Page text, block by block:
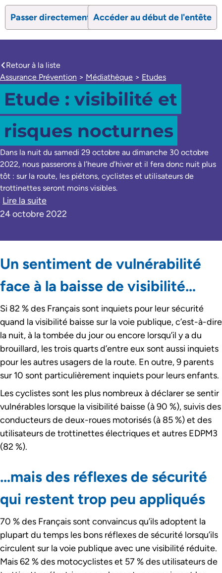
Passer directement au contenu
search
Accéder au début de l'entête
caret-left
Retour à la liste
Assurance Prévention > Médiathèque > Etudes
Etude : visibilité et
risques nocturnes
Dans la nuit du samedi 29 octobre au dimanche 30 octobre
2022, nous passerons à l’heure d’hiver et il fera donc nuit plus
tôt : sur la route, les piétons, cyclistes et utilisateurs de
trottinettes seront moins visibles.
Lire la suite
24 octobre 2022
Un sentiment de vulnérabilité
face à la baisse de visibilité…
Si 82 % des Français sont inquiets pour leur sécurité
quand la visibilité baisse sur la voie publique, c’est-à-dire
la nuit, à la tombée du jour ou encore lorsqu’il y a du
brouillard, les trois quarts d’entre eux sont aussi inquiets
pour les autres usagers de la route. En outre, 9 parents
sur 10 sont particulièrement inquiets pour leurs enfants.
Les cyclistes sont les plus nombreux à déclarer se sentir
vulnérables lorsque la visibilité baisse (à 90 %), suivis des
conducteurs de deux-roues motorisés (à 85 %) et des
utilisateurs de trottinettes électriques et autres EDPM3
(82 %).
…mais des réflexes de sécurité
qui restent trop peu appliqués
70 % des Français sont convaincus qu’ils adoptent la
plupart du temps les bons réflexes de sécurité lorsqu’ils
circulent sur la voie publique avec une visibilité réduite.
Mais 62 % des motocyclistes et 57 % des utilisateurs de